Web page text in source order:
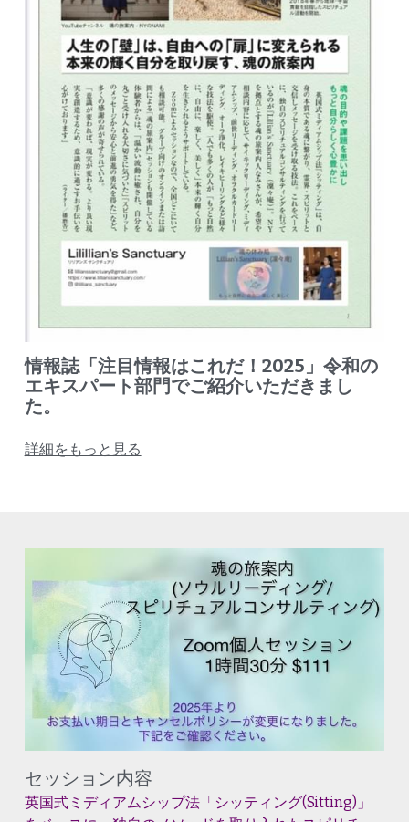
情報誌「注目情報はこれだ！2025」令和の
エキスパート部門でご紹介いただきまし
た。
詳細をもっと見る
セッション内容
英国式ミディアムシップ法「シッティング(Sitting)」